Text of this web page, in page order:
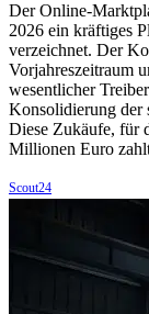
Der Online-
2026 ein kräftiges
verzeichnet. Der
Vorjahreszeitraum
wesentlicher
Konsolidierung der
Diese Zukäufe, für
Millionen Euro
Scout24